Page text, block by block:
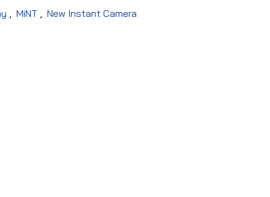
MiNT New Instant Camera